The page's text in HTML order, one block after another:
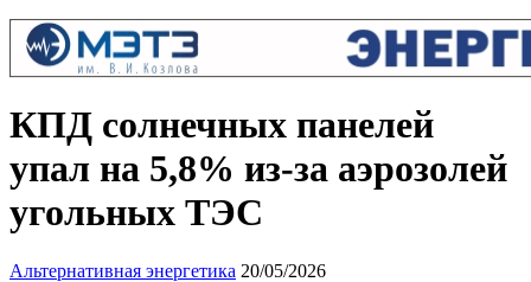
КПД солнечных панелей
упал на 5,8% из‑за аэрозолей
угольных ТЭС
Альтернативная энергетика 20/05/2026